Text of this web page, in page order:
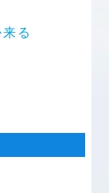
る